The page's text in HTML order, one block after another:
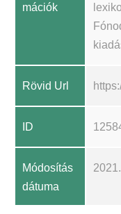
mációk
Rövid Url
ID
Módosítás
dátuma